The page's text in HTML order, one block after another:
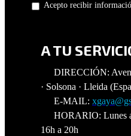
Acepto recibir
A TU
DIRECCIÓN:
· Solsona · Lleida
E-MAIL:
HORARIO: Lunes
16h a 20h